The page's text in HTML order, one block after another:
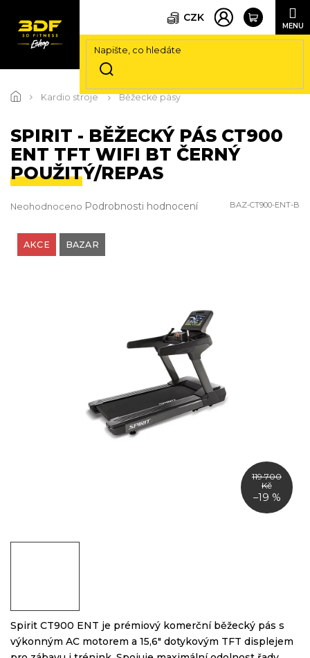
na
CZK
Kardio stroje Běžecké pásy
SPIRIT - BĚŽECKÝ PÁS CT900
ENT TFT WIFI BT ČERNÝ
POUŽITÝ/REPAS
BAZ-CT900-ENT-B
Průměrné
produktu
0,0
Neohodnoceno Podrobnosti hodnocení
AKCE BAZAR
119 700
Kč
–19 %
Spirit CT900 ENT je prémiový komerční běžecký pás s
výkonným AC motorem a 15,6″ dotykovým TFT displejem